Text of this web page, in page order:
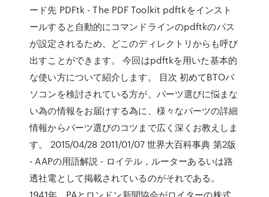
ード先 PDFtk - The PDF Toolkit pdftkをインスト
ールすると自動的にコマンドラインのpdftkのパス
が設定されるため、どこのディレクトリからも呼び
出すことができます。 今回はpdftkを用いた基本的
な使い方について紹介します。 目次 初めてBTOパ
ソコンを検討されている方が、パーツ選びに悩まな
い為の情報をお届けする為に、様々なパーツの詳細
情報からパーツ選びのコツまで広く深くお教えしま
す。 2015/04/28 2011/01/07 世界大百科事典 第2版
- AAPの用語解説 - ロイテル，ルーターあるいは路
透社電として掲載されているのがそれである。
1941年，PAとロンドン新聞協会がロイターの株式